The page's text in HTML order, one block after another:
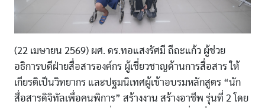
(22 เมษายน 2569) ผศ. ดร.ทอแสงรัศมี ถีถะแก้ว ผู้ช่วย
อธิการบดีฝ่ายสื่อสารองค์กร ผู้เชี่ยวชาญด้านการสื่อสาร ให้
เกียรติเป็นวิทยากร และปฐมนิเทศผู้เข้าอบรมหลักสูตร “นัก
สื่อสารดิจิทัลเพื่อคนพิการ” สร้างงาน สร้างอาชีพ รุ่นที่ 2 โดย